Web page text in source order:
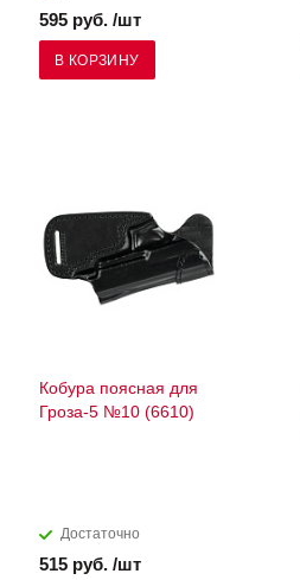
595 руб. /шт
В КОРЗИНУ
Кобура поясная для
Гроза-5 №10 (6610)
Достаточно
515 руб. /шт